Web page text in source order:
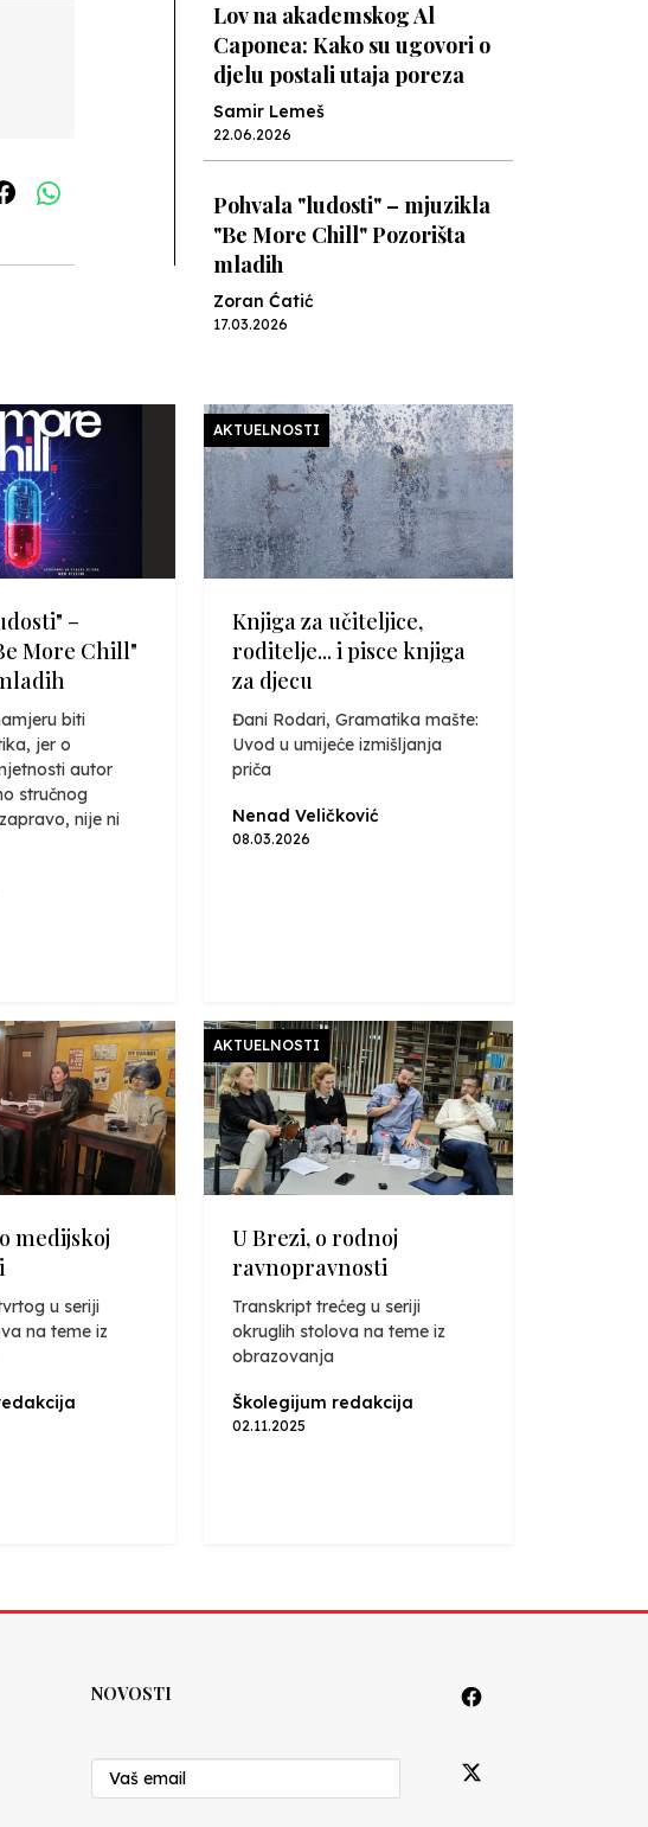
Lov na akademskog Al
Caponea: Kako su ugovori o
djelu postali utaja poreza
Samir Lemeš
22.06.2026
Pohvala "ludosti" – mjuzikla
"Be More Chill" Pozorišta
mladih
Zoran Ćatić
17.03.2026
roditelje... i pisce knjiga za
djecu
Nenad Veličković
08.03.2026
U Sarajevu, o obrazovanju u
budućnosti / o obrazovanju i
budućnosti
Školegijum redakcija
U Jajcu, o zajedničkoj jezgri
Školegijum redakcija
09.11.2025
U Brezi, o rodnoj
ravnopravnosti
Školegijum redakcija
02.11.2025
–
More Chill"
biti
jer o
autor
stručnog
nije ni
AKTUELNOSTI
Knjiga za učiteljice,
roditelje... i pisce knjiga
za djecu
Đani Rodari, Gramatika mašte:
Uvod u umijeće izmišljanja
priča
Nenad Veličković
08.03.2026
medijskoj
u seriji
na teme iz
AKTUELNOSTI
U Brezi, o rodnoj
ravnopravnosti
Transkript trećeg u seriji
okruglih stolova na teme iz
obrazovanja
Školegijum redakcija
02.11.2025
NOVOSTI